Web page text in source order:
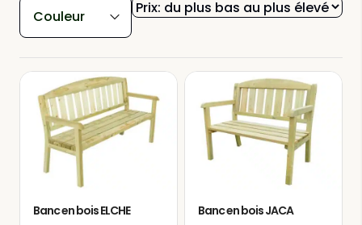
Couleur
Banc en bois ELCHE Banc en bois JACA